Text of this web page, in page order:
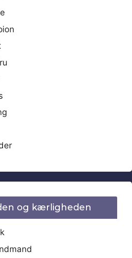
og kærligheden